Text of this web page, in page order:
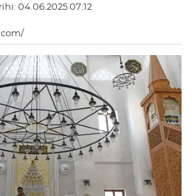
04.06.2025 07:12